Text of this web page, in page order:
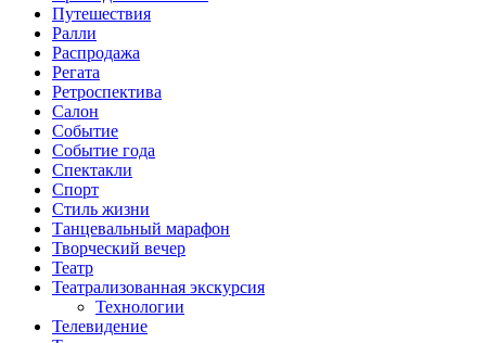
Путешествия
Ралли
Распродажа
Регата
Ретроспектива
Салон
Событие
Событие года
Спектакли
Спорт
Стиль жизни
Танцевальный марафон
Творческий вечер
Театр
Театрализованная экскурсия
Технологии
Телевидение